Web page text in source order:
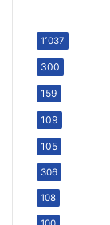
1٬037
300
159
109
105
306
108